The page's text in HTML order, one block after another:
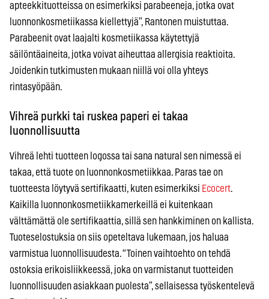
apteekkituotteissa on esimerkiksi parabeeneja, jotka ovat
luonnonkosmetiikassa kiellettyjä”, Rantonen muistuttaa.
Parabeenit ovat laajalti kosmetiikassa käytettyjä
säilöntäaineita, jotka voivat aiheuttaa allergisia reaktioita.
Joidenkin tutkimusten mukaan niillä voi olla yhteys
rintasyöpään.
Vihreä purkki tai ruskea paperi ei takaa
luonnollisuutta
Vihreä lehti tuotteen logossa tai sana natural sen nimessä ei
takaa, että tuote on luonnonkosmetiikkaa. Paras tae on
tuotteesta löytyvä sertifikaatti, kuten esimerkiksi Ecocert.
Kaikilla luonnonkosmetiikkamerkeillä ei kuitenkaan
välttämättä ole sertifikaattia, sillä sen hankkiminen on kallista.
Tuoteselostuksia on siis opeteltava lukemaan, jos haluaa
varmistua luonnollisuudesta. “Toinen vaihtoehto on tehdä
ostoksia erikoisliikkeessä, joka on varmistanut tuotteiden
luonnollisuuden asiakkaan puolesta”, sellaisessa työskentelevä